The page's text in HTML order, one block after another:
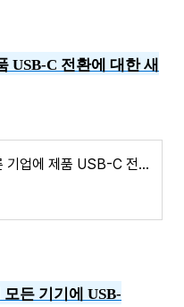
USB-C 전환에 대한 새
Eu Apple 및 다른 기업에 제품 USB-C 전환에 대한 새로운 공식 날짜가 나타났다?
든 기기에 USB-